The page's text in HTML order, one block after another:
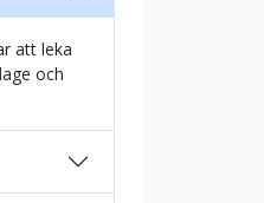
att leka
och